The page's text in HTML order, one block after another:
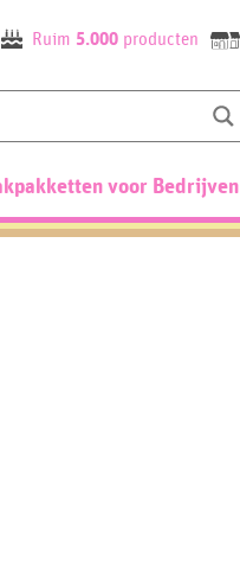
Ruim 5.000producten
voor Bedrijven